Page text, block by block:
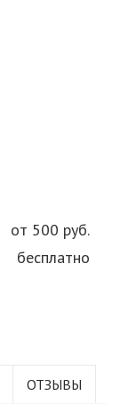
от 500 руб.
бесплатно
ОТЗЫВЫ